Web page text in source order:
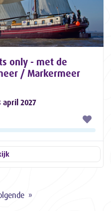
only - met de
/ Markermeer
april 2027